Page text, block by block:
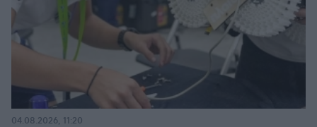
04.08.2026, 11:20